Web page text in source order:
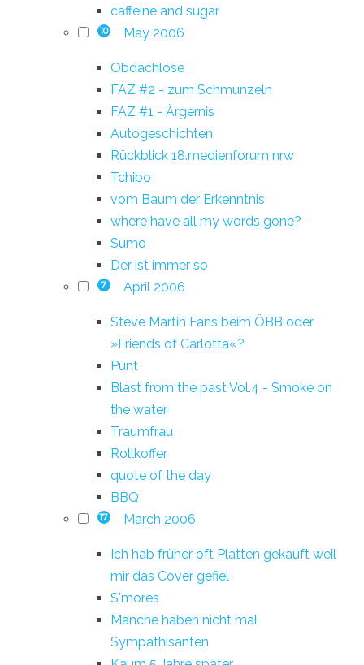
caffeine and sugar
10 May 2006
Obdachlose
FAZ #2 - zum Schmunzeln
FAZ #1 - Ärgernis
Autogeschichten
Rückblick 18.medienforum nrw
Tchibo
vom Baum der Erkenntnis
where have all my words gone?
Sumo
Der ist immer so
7 April 2006
Steve Martin Fans beim ÖBB oder
»Friends of Carlotta«?
Punt
Blast from the past Vol.4 - Smoke on
the water
Traumfrau
Rollkoffer
quote of the day
BBQ
17 March 2006
Ich hab früher oft Platten gekauft weil
mir das Cover gefiel
S'mores
Manche haben nicht mal
Sympathisanten